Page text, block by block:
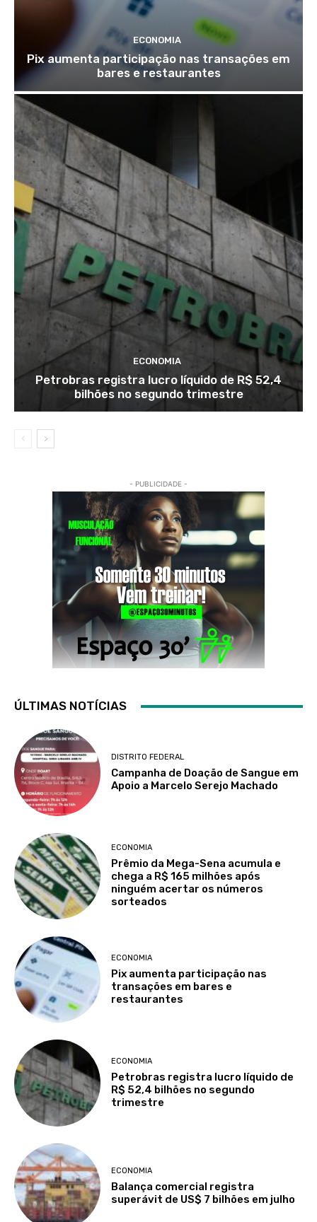
ECONOMIA
Pix aumenta participação nas transações em
bares e restaurantes
ECONOMIA
Petrobras registra lucro líquido de R$ 52,4
bilhões no segundo trimestre
- PUBLICIDADE -
ÚLTIMAS NOTÍCIAS
DISTRITO FEDERAL
Campanha de Doação de Sangue em
Apoio a Marcelo Serejo Machado
ECONOMIA
Prêmio da Mega-Sena acumula e
chega a R$ 165 milhões após
ninguém acertar os números
sorteados
ECONOMIA
Pix aumenta participação nas
transações em bares e
restaurantes
ECONOMIA
Petrobras registra lucro líquido de
R$ 52,4 bilhões no segundo
trimestre
ECONOMIA
Balança comercial registra
superávit de US$ 7 bilhões em julho